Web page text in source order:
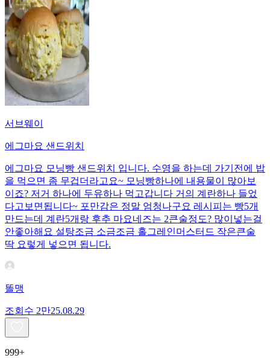
서브웨이
에그마요 샌드위치
에그마요 모닝빵 샌드위치 입니다. 수영을 하는데 가기전에 밥
을 먹으면 좀 무겁더라고요~ 모닝빵하나에 내용물이 많아보
이죠? 저거 하나에 두유하나 먹고갑니다 거의 계란하나 들었
다고보면됩니다~ 포만감은 정말 엄청나구요 레시피는 빵5개
만드는데 계란5개랑 후추 마요네즈는 2큰술정도? 많이넣는걸
안좋아해요 설탕조금 소금조금 홀그레인머스터드 작은큰술
딱 요렇게 넣으면 됩니다.
똘맹
조회수 2만25.08.29
999+